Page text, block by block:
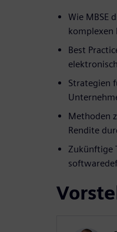
Wie MBSE
komplexen
Best
Strategien
Methoden
Rendite
Zukünftige